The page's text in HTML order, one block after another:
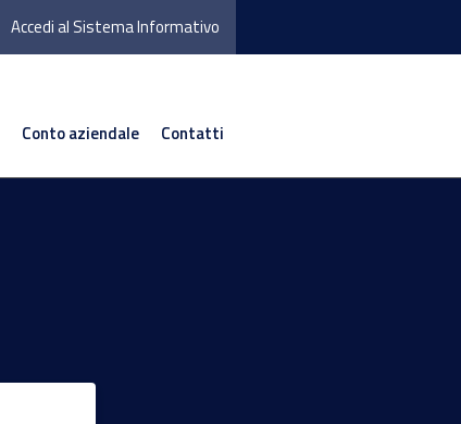
Accedi al Sistema Informativo
Conto aziendale Contatti